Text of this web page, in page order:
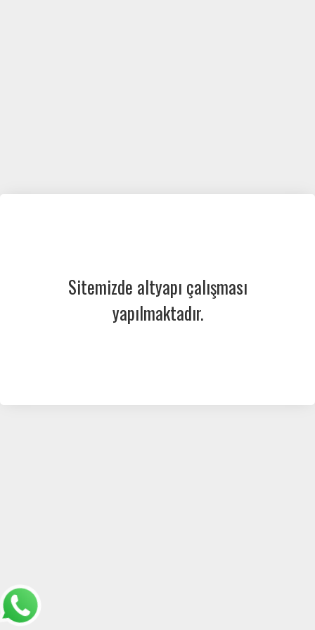
Sitemizde altyapı çalışması
yapılmaktadır.